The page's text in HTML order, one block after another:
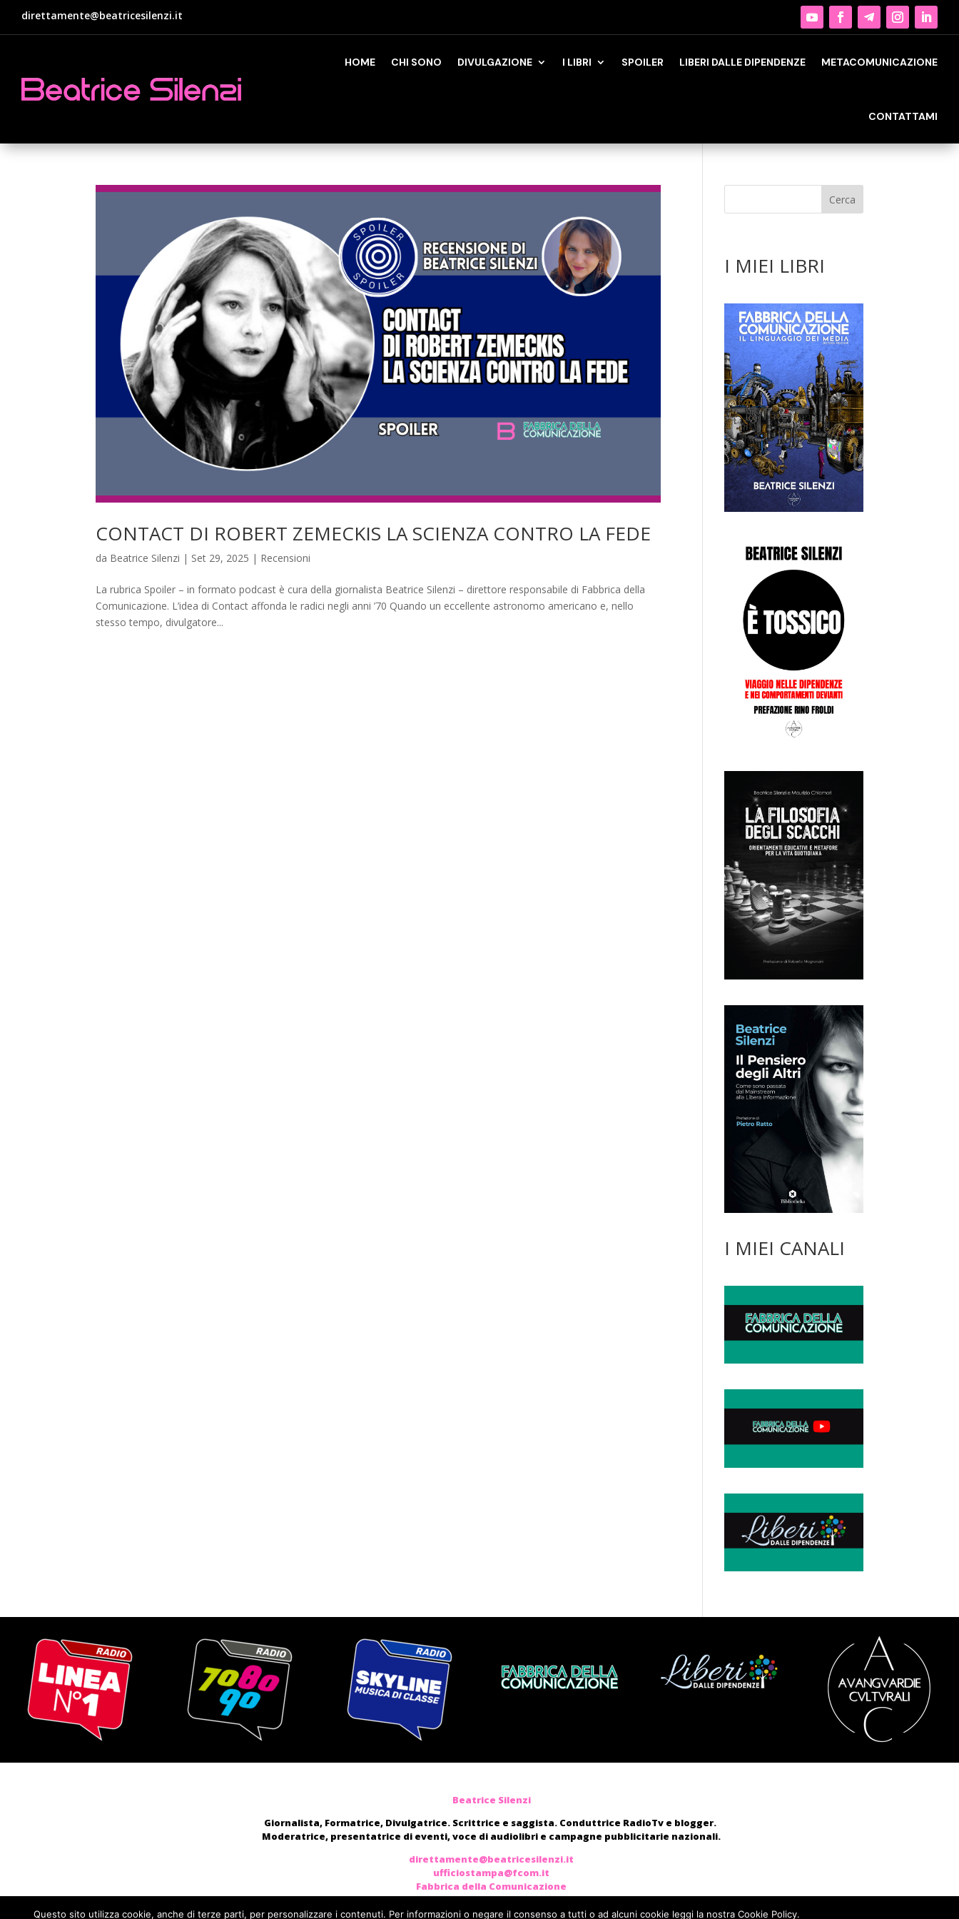
direttamente@beatricesilenzi.it
HOME CHI SONO DIVULGAZIONE I LIBRI SPOILER LIBERI DALLE DIPENDENZE METACOMUNICAZIONE
CONTATTAMI
CONTACT DI ROBERT ZEMECKIS LA SCIENZA CONTRO LA FEDE
da Beatrice Silenzi | Set 29, 2025 | Recensioni
La rubrica Spoiler – in formato podcast è cura della giornalista Beatrice Silenzi – direttore responsabile di Fabbrica della
Comunicazione. L’idea di Contact affonda le radici negli anni ’70 Quando un eccellente astronomo americano e, nello
stesso tempo, divulgatore...
I MIEI LIBRI
I MIEI CANALI
Beatrice Silenzi
Giornalista, Formatrice, Divulgatrice. Scrittrice e saggista. Conduttrice RadioTv e blogger.
Moderatrice, presentatrice di eventi, voce di audiolibri e campagne pubblicitarie nazionali.
direttamente@beatricesilenzi.it
ufficiostampa@fcom.it
Fabbrica della Comunicazione
Questo sito utilizza cookie, anche di terze parti, per personalizzare i contenuti. Per informazioni o negare il consenso a tutti o ad alcuni cookie leggi la nostra Cookie Policy.